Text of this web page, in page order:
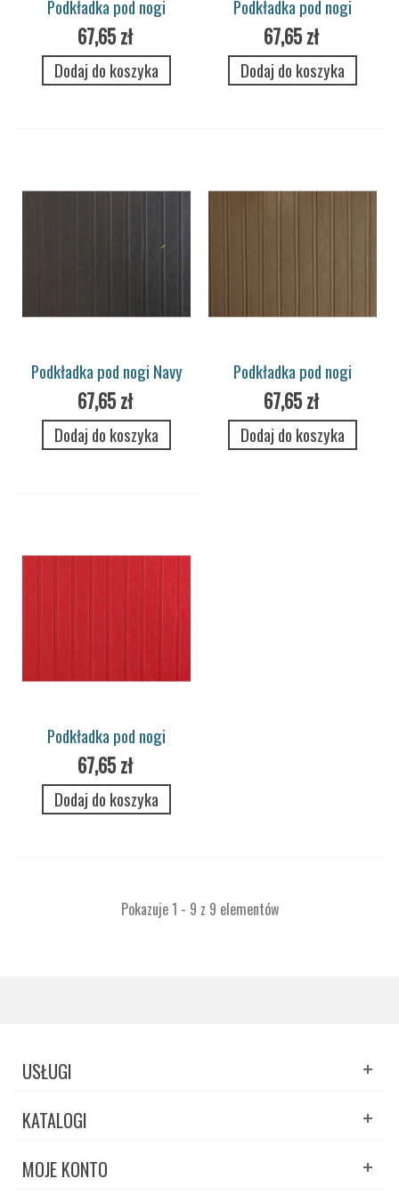
Podkładka pod nogi
Neutral
67,65 zł
Dodaj do koszyka
Podkładka pod nogi
Firethorn
67,65 zł
Dodaj do koszyka
Podkładka pod nogi Navy
67,65 zł
Dodaj do koszyka
Podkładka pod nogi
Brown
67,65 zł
Dodaj do koszyka
Podkładka pod nogi
Carmine
67,65 zł
Dodaj do koszyka
Pokazuje 1 - 9 z 9 elementów
USŁUGI
KATALOGI
MOJE KONTO